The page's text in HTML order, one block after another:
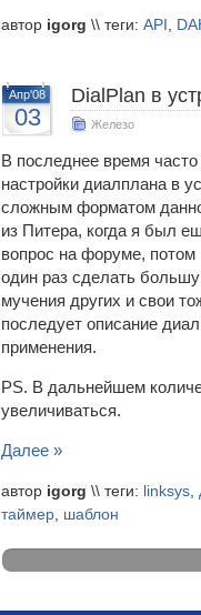
автор igorg \\ теги: API ,
Апр'08
03
DialPlan в
Железо
В последнее время
настройки диалплана в
сложным форматом
из Питера, когда я был
вопрос на форуме,
один раз сделать
мучения других и свои
последует описание
применения.
PS. В дальнейшем
увеличиваться.
Далее »
автор igorg \\ теги: linksys,
таймер, шаблон